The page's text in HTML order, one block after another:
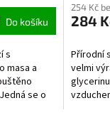
Do košíku
s
masa a
se o
produktu
je
z
5
254 Kč
284
Přírodní
velmi